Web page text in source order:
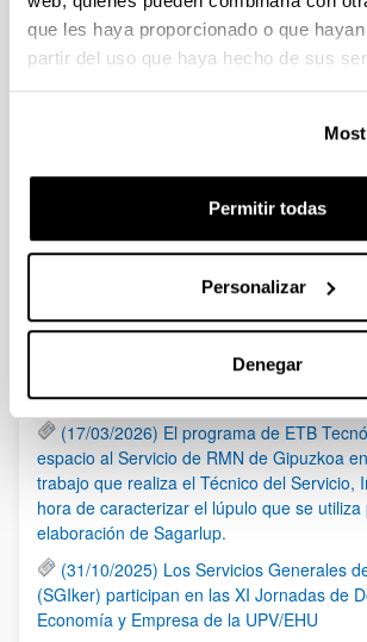
que les haya proporcionado o que
partir del uso que haya hecho de sus
Permitir todas
Personalizar
Denegar
Convocatoria
IP: Saralegi Otamendi, Ainara
Documentos
(Abre una nueva ventana)
Convocatoria (Fecha publicación:
Noticias
(SGIker) organizan una sesión sobre el uso
la IA en investigación, con la colaboración
(17/03/2026) El programa de ETB
espacio al Servicio de RMN de Gipuzkoa
trabajo que realiza el Técnico del Servicio,
hora de caracterizar el lúpulo que se utiliza
elaboración de Sagarlup.
(31/10/2025) Los Servicios Generales
(SGIker) participan en las XI Jornadas de
Economía y Empresa de la UPV/EHU